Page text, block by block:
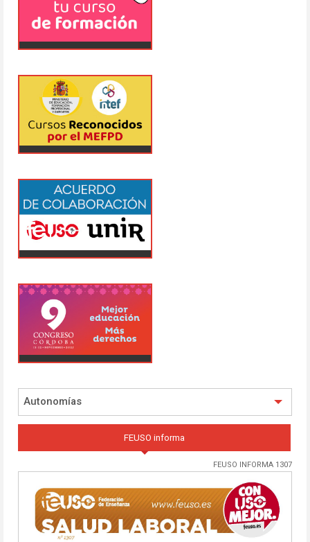
Autonomías
FEUSO informa
FEUSO INFORMA 1307